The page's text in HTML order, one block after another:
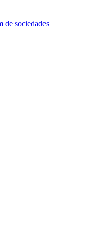
de sociedades